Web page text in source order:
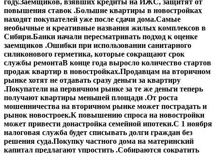
году.Заемщиков, взявших кредиты на ИЖС, защитят от
повышения ставок .Большие квартиры в новостройках
находят покупателей уже после сдачи дома.Самые
необычные и креативные названия жилых комплексов в
Сибири.Банки начали пересматривать подход к оценке
заемщиков .Ошибки при использовании санитарного
силиконового герметика, которые сокращают срок
службы ремонтаВ конце года выросло количество стартов
продаж квартир в новостройках.Продавцам на вторичном
рынке хотят не отдавать сразу деньги за квартиру
.Покупатели на первичном рынке за те же деньги теперь
получают квартиры меньшей площади .От роста
мошенничества на вторичном рынке может пострадать и
рынок новостроек.К повышению спроса на новостройки
может привести донастройка семейной ипотеки.С 1 ноября
налоговая служба будет списывать долги граждан без
решения суда.Покупку частного дома на материнский
капитал предлагают упростить .Собираются сократить